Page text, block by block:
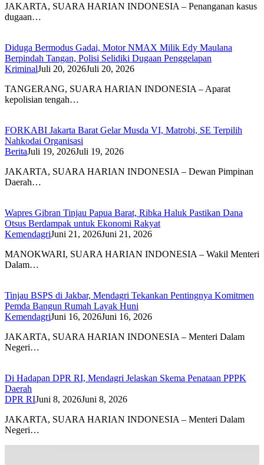
JAKARTA, SUARA HARIAN INDONESIA – Penanganan kasus
dugaan…
Diduga Bermodus Gadai, Motor NMAX Milik Edy Maulana
Berpindah Tangan, Polisi Selidiki Dugaan Penggelapan
KriminalJuli 20, 2026Juli 20, 2026
TANGERANG, SUARA HARIAN INDONESIA – Aparat
kepolisian tengah…
FORKABI Jakarta Barat Gelar Musda VI, Matrobi, SE Terpilih
Nahkodai Organisasi
BeritaJuli 19, 2026Juli 19, 2026
JAKARTA, SUARA HARIAN INDONESIA – Dewan Pimpinan
Daerah…
Wapres Gibran Tinjau Papua Barat, Ribka Haluk Pastikan Dana
Otsus Berdampak untuk Ekonomi Rakyat
KemendagriJuni 21, 2026Juni 21, 2026
MANOKWARI, SUARA HARIAN INDONESIA – Wakil Menteri
Dalam…
Tinjau BSPS di Jakbar, Mendagri Tekankan Pentingnya Komitmen
Pemda Bangun Rumah Layak Huni
KemendagriJuni 16, 2026Juni 16, 2026
JAKARTA, SUARA HARIAN INDONESIA – Menteri Dalam
Negeri…
Di Hadapan DPR RI, Mendagri Jelaskan Skema Penataan PPPK
Daerah
DPR RIJuni 8, 2026Juni 8, 2026
JAKARTA, SUARA HARIAN INDONESIA – Menteri Dalam
Negeri…